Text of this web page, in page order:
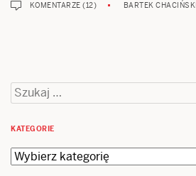
KOMENTARZE (12) BARTEK CHACIŃSKI
Szukaj:
KATEGORIE
Kategorie